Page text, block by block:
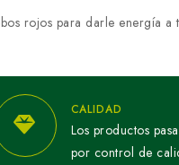
rojos para darle energía a
CALIDAD
Los productos
por control de